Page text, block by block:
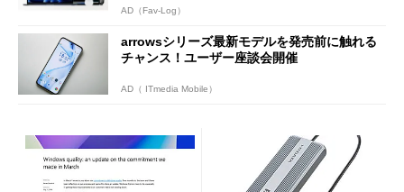
AD（Fav-Log）
arrowsシリーズ最新モデルを発売前に触れる
チャンス！ユーザー座談会開催
AD（ ITmedia Mobile）